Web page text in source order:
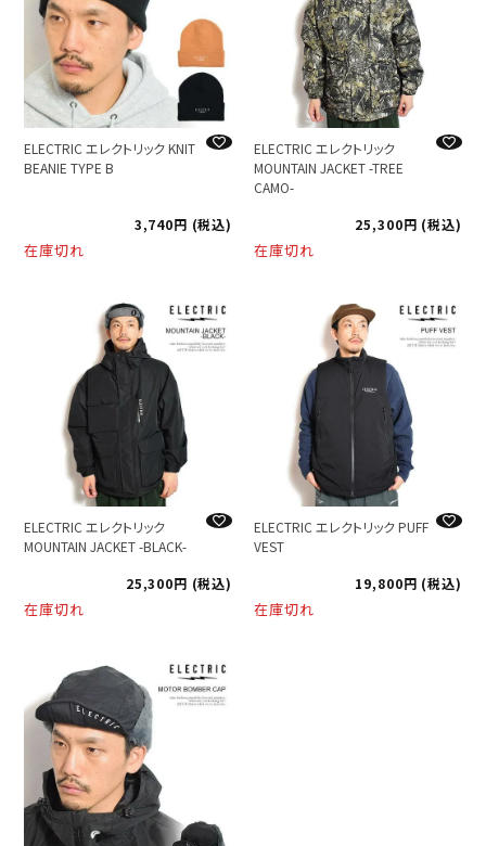
ELECTRIC エレクトリック KNIT
BEANIE TYPE B
3,740 税込
在庫切れ
ELECTRIC エレクトリック
MOUNTAIN JACKET -TREE
CAMO-
25,300
税込
在庫切れ
ELECTRIC エレクトリック
MOUNTAIN JACKET -BLACK-
25,300
税込
在庫切れ
ELECTRIC エレクトリック PUFF
VEST
19,800
税込
在庫切れ